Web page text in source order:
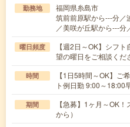
勤務地
福岡県糸島市
筑前前原駅から---分／
／美咲が丘駅から---
曜日頻度
【週2日～OK】シフ
望の曜日をご相談くだ
時間
【1日5時間～OK】
ト例日勤 9:00～18:00
期間
【急募】1ヶ月～OK
から）